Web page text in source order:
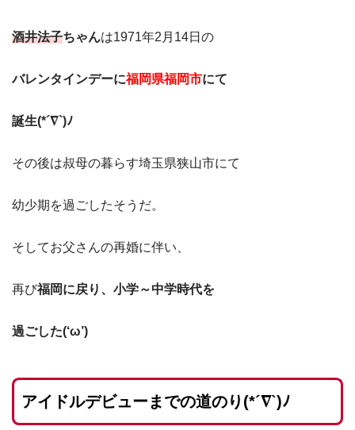
酒井法子ちゃんは1971年2月14日の
バレンタインデーに福岡県福岡市にて
誕生(*´∇`)ﾉ
その後は叔母の暮らす埼玉県狭山市にて
幼少期を過ごしたそうだ。
そしてお父さんの再婚に伴い、
再び福岡に戻り、小学～中学時代を
過ごした(‘ω’)
アイドルデビューまでの道のり(*´∇`)ﾉ